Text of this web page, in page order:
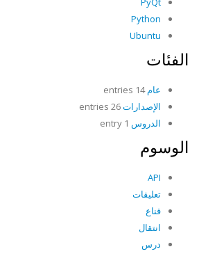
Python
Ubuntu
الفئات
عام14 entries
الإصدارات
الدروس
الوسوم
API
تعليقات
قناع
انتقال
درس